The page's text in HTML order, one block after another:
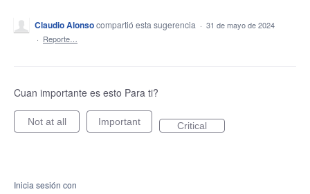
Claudio Alonsocompartió esta sugerencia · 31 de mayo de 2024
· Reporte…
Cuan importante es esto Para ti?
Not at all Important Critical
Inicia sesión con